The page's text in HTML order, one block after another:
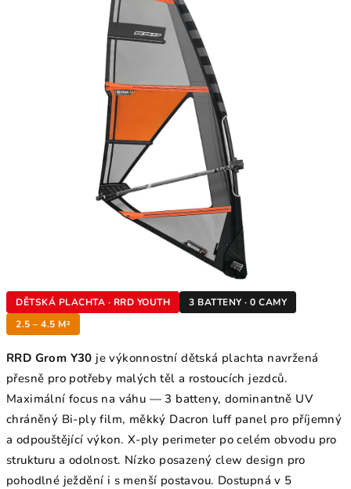
DĚTSKÁ PLACHTA · RRD YOUTH
3 BATTENY · 0 CAMY
2.5 – 4.5 M²
RRD Grom Y30 je výkonnostní dětská plachta navržená
přesně pro potřeby malých těl a rostoucích jezdců.
Maximální focus na váhu — 3 batteny, dominantně UV
chráněný Bi-ply film, měkký Dacron luff panel pro příjemný
a odpouštějící výkon. X-ply perimeter po celém obvodu pro
strukturu a odolnost. Nízko posazený clew design pro
pohodlné ježdění i s menší postavou. Dostupná v 5
hvězdiček.